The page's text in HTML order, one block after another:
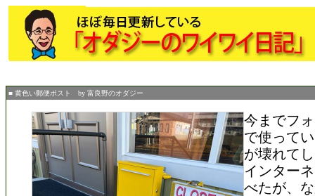
■ 黄色い郵便ポスト by 富良野のオダジー
今までフ
で使って
が壊れて
インター
べたが、